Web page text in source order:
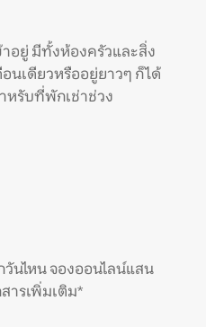
อยู่ มีทั้งห้องครัวและสิ่ง
นเดียวหรืออยู่ยาวๆ ก็ได้
หรับที่พักเช่าช่วง
วันไหน จองออนไลน์แสน
ารเพิ่มเติม*